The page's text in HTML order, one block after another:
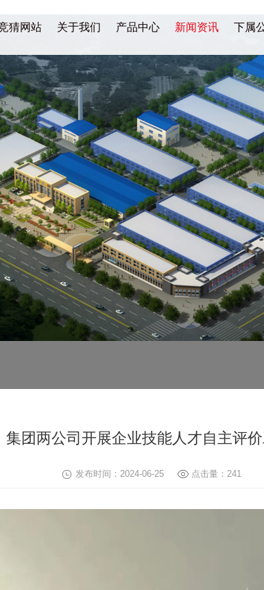
猜网站 关于我们 产品中心 新闻资讯 下属
集团两公司开展企业技能人才自主评
发布时间：2024-06-25 点击量： 241